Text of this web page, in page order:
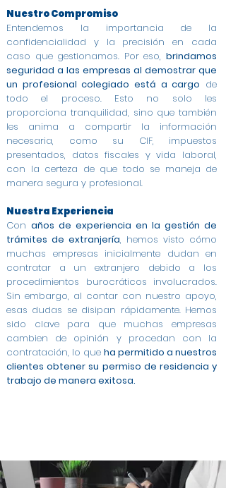
Nuestro Compromiso
Entendemos la importancia de la
confidencialidad y la precisión en cada
caso que gestionamos. Por eso, brindamos
seguridad a las empresas al demostrar que
un profesional colegiado está a cargo de
todo el proceso. Esto no solo les
proporciona tranquilidad, sino que también
les anima a compartir la información
necesaria, como su CIF, impuestos
presentados, datos fiscales y vida laboral,
con la certeza de que todo se maneja de
manera segura y profesional.
Nuestra Experiencia
Con años de experiencia en la gestión de
trámites de extranjería, hemos visto cómo
muchas empresas inicialmente dudan en
contratar a un extranjero debido a los
procedimientos burocráticos involucrados.
Sin embargo, al contar con nuestro apoyo,
esas dudas se disipan rápidamente. Hemos
sido clave para que muchas empresas
cambien de opinión y procedan con la
contratación, lo que ha permitido a nuestros
clientes obtener su permiso de residencia y
trabajo de manera exitosa.